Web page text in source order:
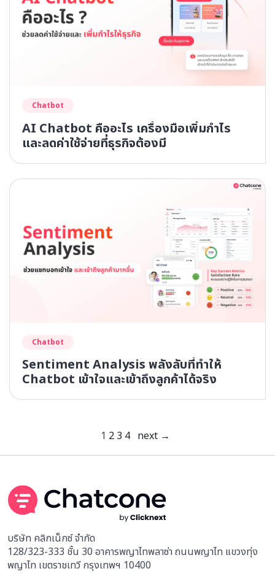
Chatbot
AI Chatbot คืออะไร เครื่องมือเพิ่มกำไร
และลดค่าใช้จ่ายที่ธุรกิจต้องมี
Chatbot
Sentiment Analysis พลังลับที่ทำให้
Chatbot เข้าใจและเข้าถึงลูกค้าได้จริง
1 2 3 4 next →
บริษัท คลิกเน็กซ์ จำกัด
128/323-333 ชั้น 30 อาคารพญาไทพลาซ่า ถนนพญาไท แขวงทุ่ง
พญาไท เขตราชเทวี กรุงเทพฯ 10400